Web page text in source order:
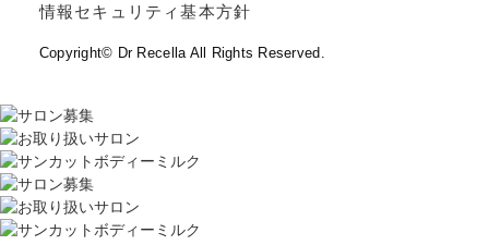
情報セキュリティ基本方針
Copyright© Dr Recella All Rights Reserved.